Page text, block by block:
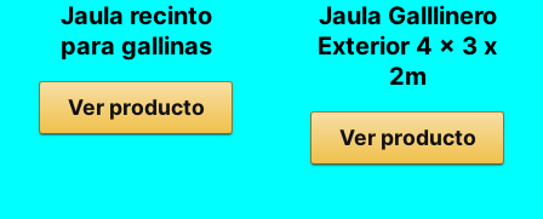
Jaula recinto
para gallinas
Ver producto
Jaula Galllinero
Exterior 4 x 3 x
2m
Ver producto